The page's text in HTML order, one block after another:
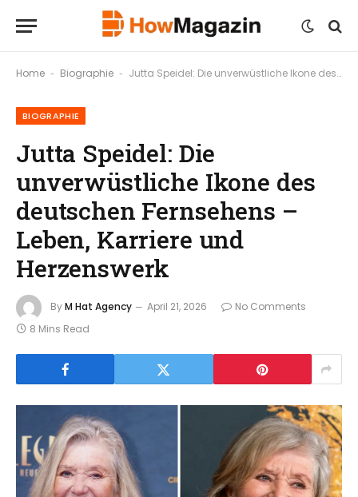
Home - Biographie - Jutta Speidel: Die unverwüstliche Ikone des deutschen Fernsehens – Leben, Karriere und Herzenswerk
BIOGRAPHIE
Jutta Speidel: Die
unverwüstliche Ikone des
deutschen Fernsehens –
Leben, Karriere und
Herzenswerk
ByM Hat Agency April 21, 2026
No Comments
8 Mins Read